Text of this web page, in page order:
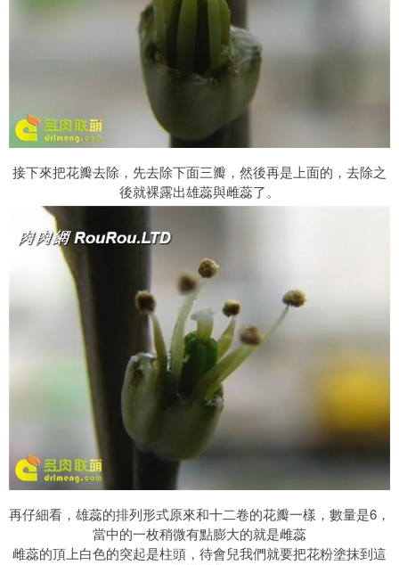
接下來把花瓣去除，先去除下面三瓣，然後再是上面的，去除之
後就裸露出雄蕊與雌蕊了。
再仔細看，雄蕊的排列形式原來和十二卷的花瓣一樣，數量是6，
當中的一枚稍微有點膨大的就是雌蕊
雌蕊的頂上白色的突起是柱頭，待會兒我們就要把花粉塗抹到這